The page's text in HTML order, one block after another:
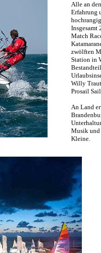
Alle an
Erfahrung
Insgesamt
Match
zwölften
Station in
Willy
Prosail
An Land
Musik und
Kleine.